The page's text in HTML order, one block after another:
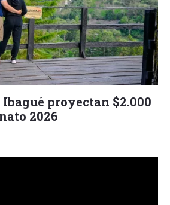
Ibagué proyectan $2.000
2026